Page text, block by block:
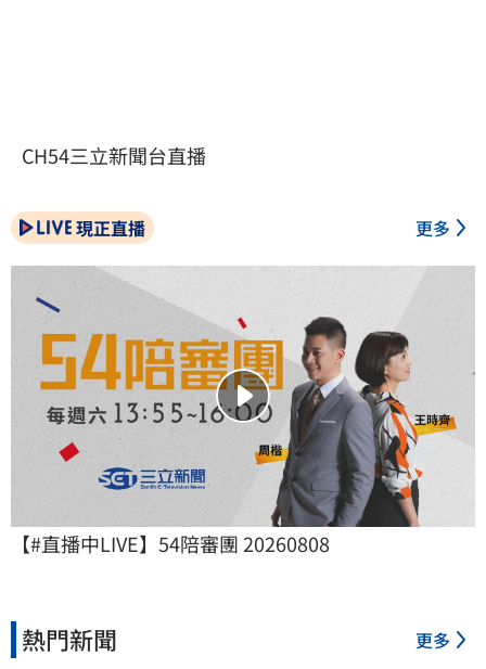
CH54三立新聞台直播
現正直播 更多
【#直播中LIVE】54陪審團 20260808
熱門新聞 更多